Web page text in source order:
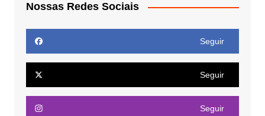
Nossas Redes Sociais
Seguir
Seguir
Seguir